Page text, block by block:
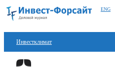
ENG
Инвестклимат
Финансы